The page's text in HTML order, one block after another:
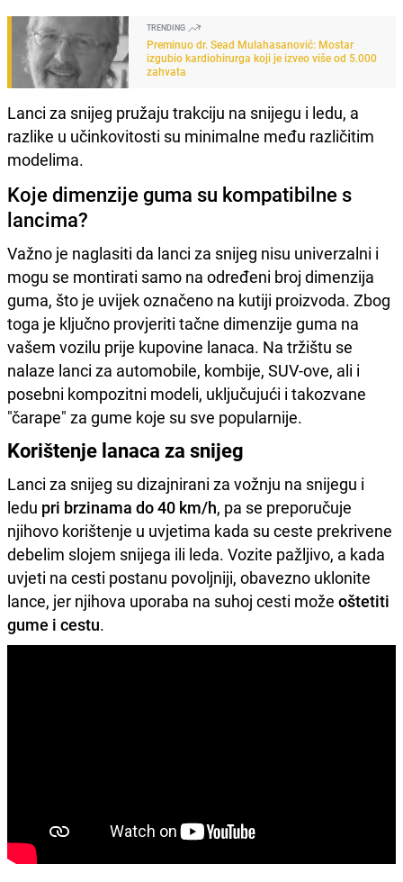
TRENDING
Preminuo dr. Sead Mulahasanović: Mostar
izgubio kardiohirurga koji je izveo više od 5.000
zahvata
Lanci za snijeg pružaju trakciju na snijegu i ledu, a
razlike u učinkovitosti su minimalne među različitim
modelima.
Koje dimenzije guma su kompatibilne s
lancima?
Važno je naglasiti da lanci za snijeg nisu univerzalni i
mogu se montirati samo na određeni broj dimenzija
guma, što je uvijek označeno na kutiji proizvoda. Zbog
toga je ključno provjeriti tačne dimenzije guma na
vašem vozilu prije kupovine lanaca. Na tržištu se
nalaze lanci za automobile, kombije, SUV-ove, ali i
posebni kompozitni modeli, uključujući i takozvane
"čarape" za gume koje su sve popularnije.
Korištenje lanaca za snijeg
Lanci za snijeg su dizajnirani za vožnju na snijegu i
ledu pri brzinama do 40 km/h, pa se preporučuje
njihovo korištenje u uvjetima kada su ceste prekrivene
debelim slojem snijega ili leda. Vozite pažljivo, a kada
uvjeti na cesti postanu povoljniji, obavezno uklonite
lance, jer njihova uporaba na suhoj cesti može oštetiti
gume i cestu.